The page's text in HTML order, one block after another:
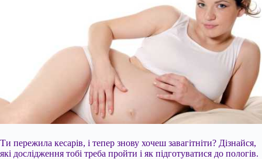
Ти пережила кесарів, і тепер знову хочеш завагітніти? Дізнайся,
які дослідження тобі треба пройти і як підготуватися до пологів.